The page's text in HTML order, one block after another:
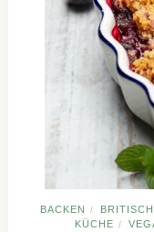
BACKEN /
KÜCHE /